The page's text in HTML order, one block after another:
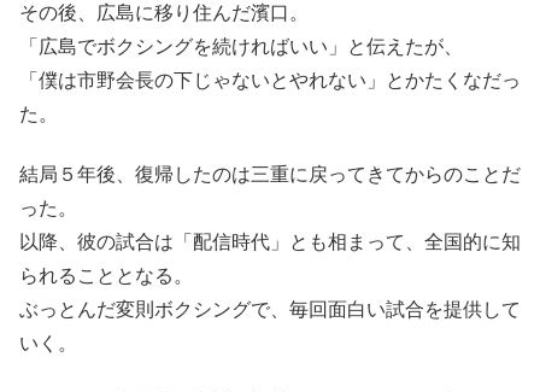
その後、広島に移り住んだ濱口。
「広島でボクシングを続ければいい」と伝えたが、
「僕は市野会長の下じゃないとやれない」とかたくなだっ
た。
結局５年後、復帰したのは三重に戻ってきてからのことだ
った。
以降、彼の試合は「配信時代」とも相まって、全国的に知
られることとなる。
ぶっとんだ変則ボクシングで、毎回面白い試合を提供して
いく。